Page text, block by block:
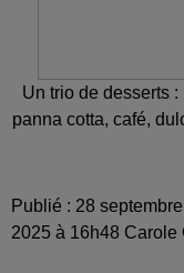
Un trio de desserts
panna cotta, café,
Publié : 28
2025 à 16h48 Carole